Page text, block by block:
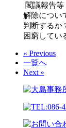
閣議報告
解除につい
判断するか
困窮してい
« Previous
一覧へ
Next »